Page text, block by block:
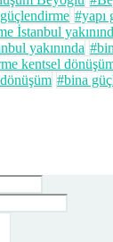
#yapı
İstanbul
yakınında
kentsel
#bina